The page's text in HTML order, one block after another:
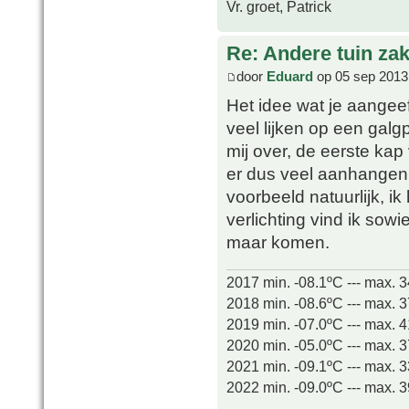
Vr. groet, Patrick
Re: Andere tuin
door Eduard op 05 sep
Het idee wat je
veel lijken op een
mij over, de eerste
er dus veel
voorbeeld natuurlijk,
verlichting vind ik
maar komen.
2017 min. -08.1ºC --- max.
2018 min. -08.6ºC --- max.
2019 min. -07.0ºC --- max.
2020 min. -05.0ºC --- max.
2021 min. -09.1ºC --- max.
2022 min. -09.0ºC --- max.